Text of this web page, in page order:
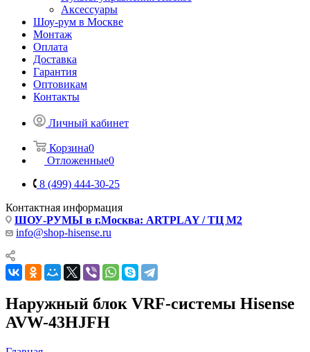
Аксессуары
Шоу-рум в Москве
Монтаж
Оплата
Доставка
Гарантия
Оптовикам
Контакты
Личный кабинет
Корзина0
Отложенные0
8 (499) 444-30-25
Контактная информация
ШОУ-РУМЫ в г.Москва: ARTPLAY / ТЦ М2
info@shop-hisense.ru
Наружный блок VRF-системы Hisense
AVW-43HJFH